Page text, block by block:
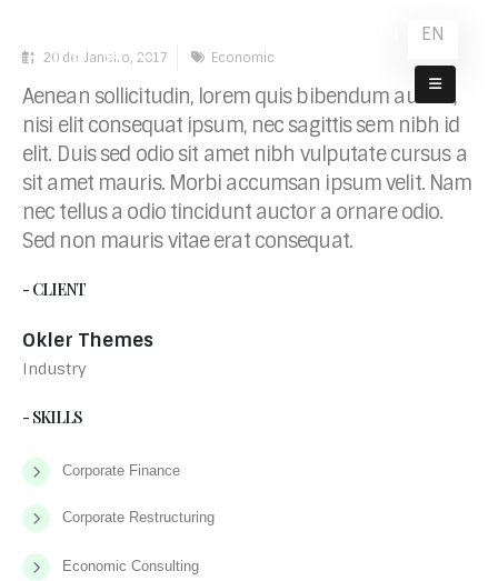
EN
Porto20 de Janeiro, 2017 Economic
Aenean sollicitudin, lorem quis bibendum auctor,
nisi elit consequat ipsum, nec sagittis sem nibh id
elit. Duis sed odio sit amet nibh vulputate cursus a
sit amet mauris. Morbi accumsan ipsum velit. Nam
nec tellus a odio tincidunt auctor a ornare odio.
Sed non mauris vitae erat consequat.
- CLIENT
Okler Themes
Industry
- SKILLS
Corporate Finance
Corporate Restructuring
Economic Consulting